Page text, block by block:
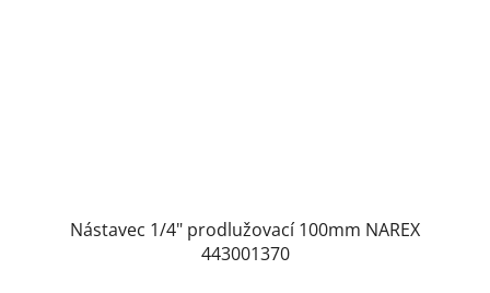
Nástavec 1/4" prodlužovací 100mm NAREX
443001370